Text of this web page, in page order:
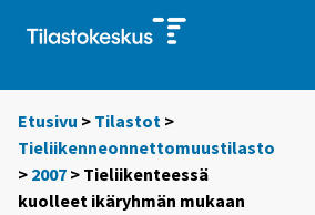
Etusivu > Tilastot >
Tieliikenneonnettomuustilasto
> 2007 > Tieliikenteessä
kuolleet ikäryhmän mukaan